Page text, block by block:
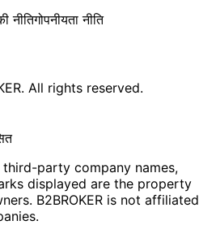
नीतिगोपनीयता नीति
All rights reserved.
third-party company names,
displayed are the property
B2BROKER is not affiliated